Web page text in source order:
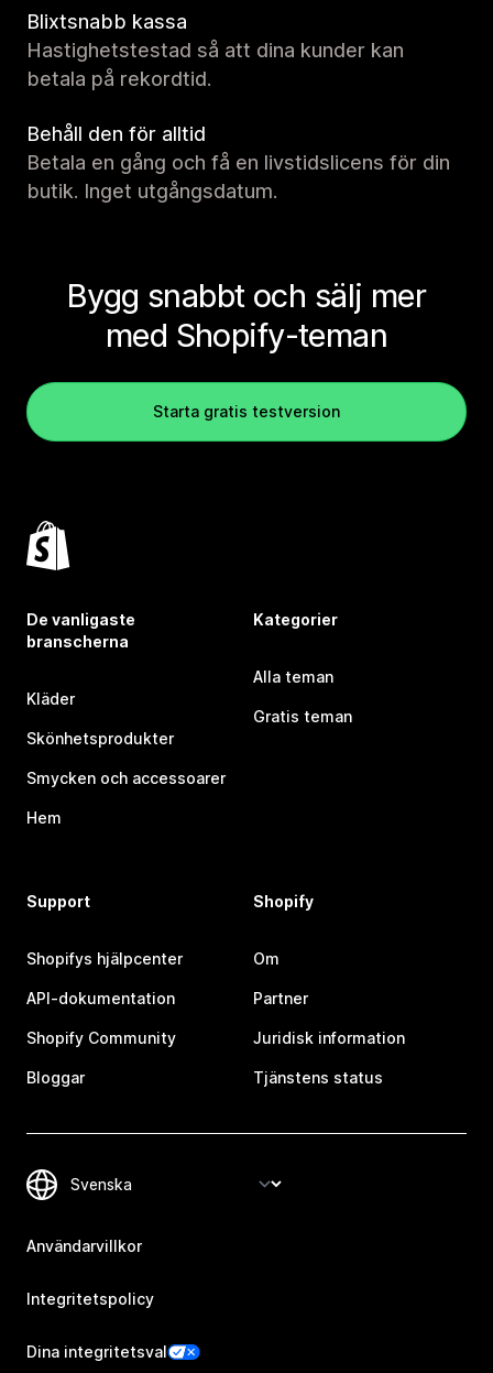
Blixtsnabb kassa
Hastighetstestad så att dina kunder kan
betala på rekordtid.
Behåll den för alltid
Betala en gång och få en livstidslicens för din
butik. Inget utgångsdatum.
Bygg snabbt och sälj mer
med Shopify-teman
Starta gratis testversion
De vanligaste
branscherna
Kläder
Skönhetsprodukter
Smycken och accessoarer
Hem
Kategorier
Alla teman
Gratis teman
Support
Shopifys hjälpcenter
API-dokumentation
Shopify Community
Bloggar
Shopify
Om
Partner
Juridisk information
Tjänstens status
Användarvillkor
Integritetspolicy
Dina integritetsval